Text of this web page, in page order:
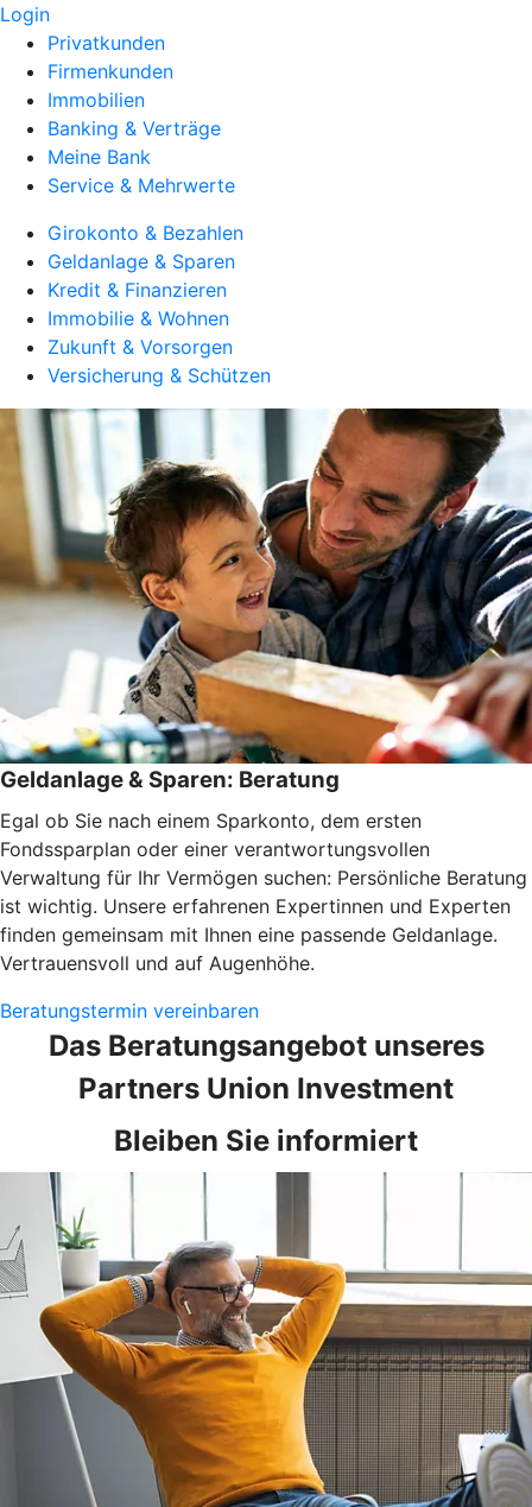
Login
Privatkunden
Firmenkunden
Immobilien
Banking & Verträge
Meine Bank
Service & Mehrwerte
Girokonto & Bezahlen
Geldanlage & Sparen
Kredit & Finanzieren
Immobilie & Wohnen
Zukunft & Vorsorgen
Versicherung & Schützen
Geldanlage & Sparen: Beratung
Egal ob Sie nach einem Sparkonto, dem ersten
Fondssparplan oder einer verantwortungsvollen
Verwaltung für Ihr Vermögen suchen: Persönliche Beratung
ist wichtig. Unsere erfahrenen Expertinnen und Experten
finden gemeinsam mit Ihnen eine passende Geldanlage.
Vertrauensvoll und auf Augenhöhe.
Beratungstermin vereinbaren
Das Beratungsangebot unseres
Partners Union Investment
Bleiben Sie informiert